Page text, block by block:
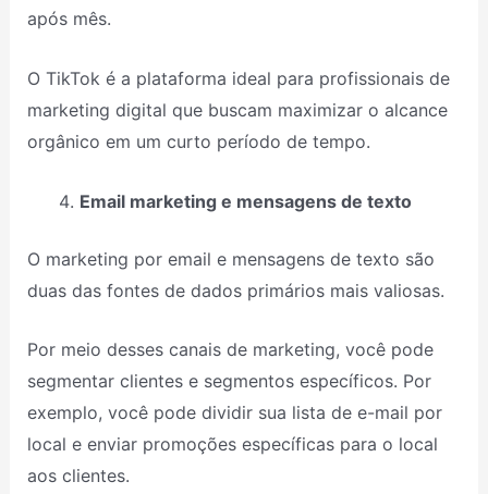
após mês.
O TikTok é a plataforma ideal para profissionais de
marketing digital que buscam maximizar o alcance
orgânico em um curto período de tempo.
Email marketing e mensagens de texto
O marketing por email e mensagens de texto são
duas das fontes de dados primários mais valiosas.
Por meio desses canais de marketing, você pode
segmentar clientes e segmentos específicos. Por
exemplo, você pode dividir sua lista de e-mail por
local e enviar promoções específicas para o local
aos clientes.